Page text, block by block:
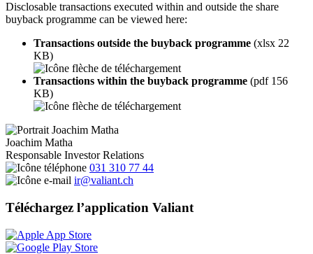
Disclosable transactions executed within and outside the share
buyback programme can be viewed here:
Transactions outside the buyback programme (xlsx 22
KB)
Transactions within the buyback programme (pdf 156
KB)
Joachim Matha
Responsable Investor Relations
031 310 77 44
ir@valiant.ch
Téléchargez l’application Valiant